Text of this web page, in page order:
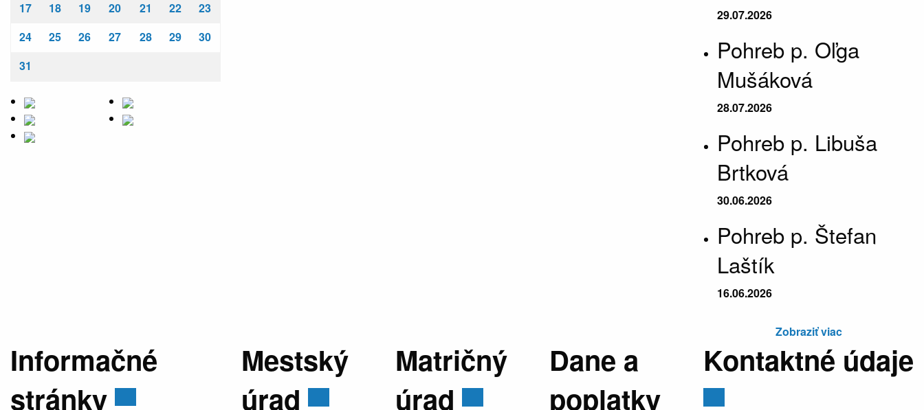
17
18 19 20 21 22
23
24
25 26 27 28 29
30
31
29.07.2026
Pohreb p. Oľga
Mušáková
28.07.2026
Pohreb p. Libuša
Brtková
30.06.2026
Pohreb p. Štefan
Laštík
16.06.2026
Zobraziť viac
Informačné
stránky
Mestský
úrad
Matričný
úrad
Dane a
poplatky
Kontaktné údaje